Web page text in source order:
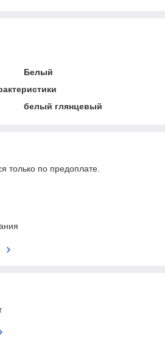
Белый
белый глянцевый
только по предоплате.